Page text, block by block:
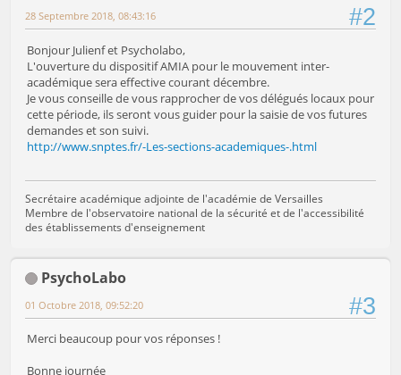
#2
28 Septembre 2018, 08:43:16
Bonjour Julienf et Psycholabo,
L'ouverture du dispositif AMIA pour le mouvement inter-
académique sera effective courant décembre.
Je vous conseille de vous rapprocher de vos délégués locaux pour
cette période, ils seront vous guider pour la saisie de vos futures
demandes et son suivi.
http://www.snptes.fr/-Les-sections-academiques-.html
Secrétaire académique adjointe de l'académie de Versailles
Membre de l'observatoire national de la sécurité et de l'accessibilité
des établissements d'enseignement
PsychoLabo
#3
01 Octobre 2018, 09:52:20
Merci beaucoup pour vos réponses !
Bonne journée